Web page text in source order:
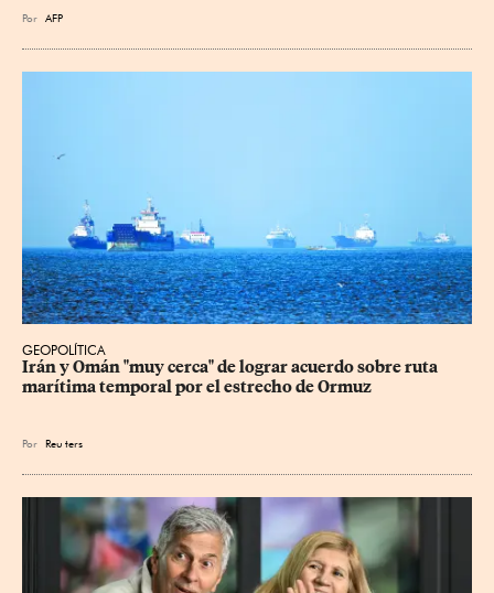
Por AFP
GEOPOLÍTICA
Irán y Omán "muy cerca" de lograr acuerdo sobre ruta
marítima temporal por el estrecho de Ormuz
Por Reu ters